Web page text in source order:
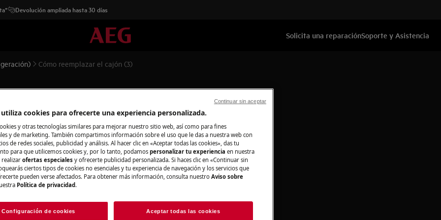
Devolución ampliada hasta 30 días
Solicita una reparaciónSoporte y Asistencia
Cómo reemplazar el cajón (3)
(3)
el aparato y desconecte el
electrodomésticos pesados son
utiliza cookies para ofrecerte una experiencia personalizada.
y otras tecnologías similares para mejorar nuestro sitio web, así como para fines
y de marketing. También compartimos información sobre el uso que le das a nuestra web con
de redes sociales, publicidad y análisis. Al hacer clic en «Aceptar todas las cookies», das tu
para que utilicemos cookies y, por lo tanto, podamos personalizar tu experiencia en nuestra
realizar ofertas especiales y ofrecerte publicidad personalizada. Si haces clic en «Continuar sin
ciertos tipos de cookies no esenciales y tu experiencia de navegación y los servicios que
pueden verse afectados. Para obtener más información, consulta nuestro Aviso sobre
Política de privacidad .
Configuración de cookies Aceptar todas las cookies
Continuar sin aceptar